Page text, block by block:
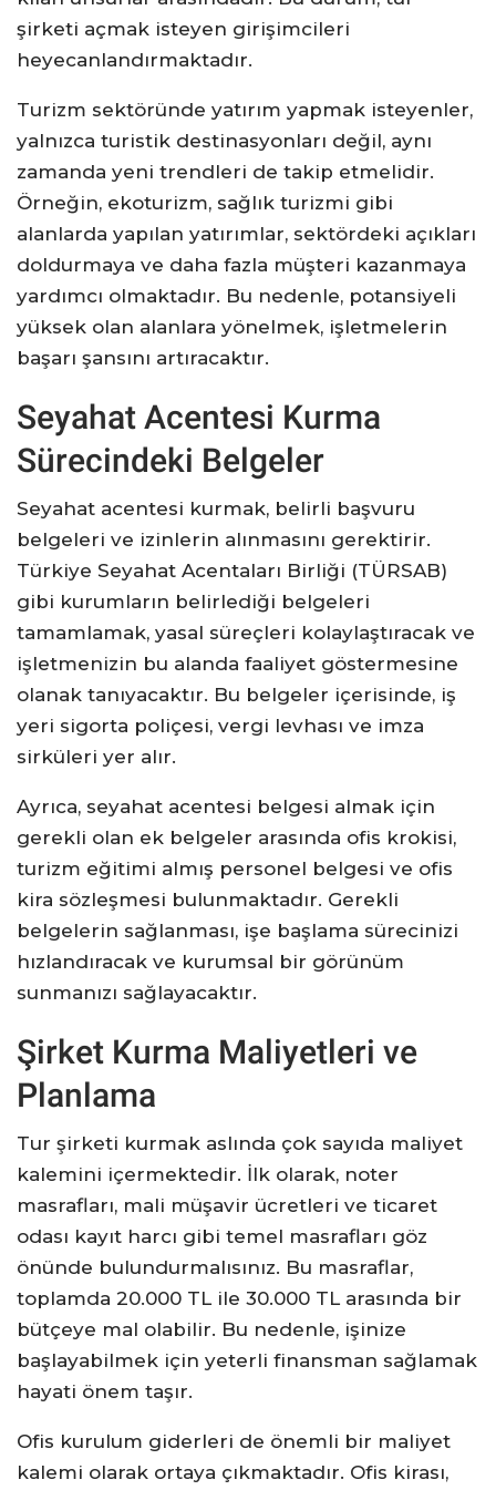
şirketi açmak isteyen girişimcileri
heyecanlandırmaktadır.
Turizm sektöründe yatırım yapmak isteyenler,
yalnızca turistik destinasyonları değil, aynı
zamanda yeni trendleri de takip etmelidir.
Örneğin, ekoturizm, sağlık turizmi gibi
alanlarda yapılan yatırımlar, sektördeki açıkları
doldurmaya ve daha fazla müşteri kazanmaya
yardımcı olmaktadır. Bu nedenle, potansiyeli
yüksek olan alanlara yönelmek, işletmelerin
başarı şansını artıracaktır.
Seyahat Acentesi Kurma
Sürecindeki Belgeler
Seyahat acentesi kurmak, belirli başvuru
belgeleri ve izinlerin alınmasını gerektirir.
Türkiye Seyahat Acentaları Birliği (TÜRSAB)
gibi kurumların belirlediği belgeleri
tamamlamak, yasal süreçleri kolaylaştıracak ve
işletmenizin bu alanda faaliyet göstermesine
olanak tanıyacaktır. Bu belgeler içerisinde, iş
yeri sigorta poliçesi, vergi levhası ve imza
sirküleri yer alır.
Ayrıca, seyahat acentesi belgesi almak için
gerekli olan ek belgeler arasında ofis krokisi,
turizm eğitimi almış personel belgesi ve ofis
kira sözleşmesi bulunmaktadır. Gerekli
belgelerin sağlanması, işe başlama sürecinizi
hızlandıracak ve kurumsal bir görünüm
sunmanızı sağlayacaktır.
Şirket Kurma Maliyetleri ve
Planlama
Tur şirketi kurmak aslında çok sayıda maliyet
kalemini içermektedir. İlk olarak, noter
masrafları, mali müşavir ücretleri ve ticaret
odası kayıt harcı gibi temel masrafları göz
önünde bulundurmalısınız. Bu masraflar,
toplamda 20.000 TL ile 30.000 TL arasında bir
bütçeye mal olabilir. Bu nedenle, işinize
başlayabilmek için yeterli finansman sağlamak
hayati önem taşır.
Ofis kurulum giderleri de önemli bir maliyet
kalemi olarak ortaya çıkmaktadır. Ofis kirası,